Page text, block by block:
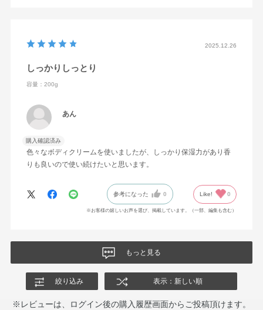
2025.12.26
しっかりしっとり
容量：200g
あん
購入確認済み
色々なボディクリームを使いましたが、しっかり保湿力があり香
りも良いので使い続けたいと思います。
参考になった 0 Like! 0
※お客様の嬉しいお声を選び、掲載しています。（一部、編集も含む）
もっと見る
絞り込み 表示：新しい順
※レビューは、ログイン後の購入履歴画面からご投稿頂けます。